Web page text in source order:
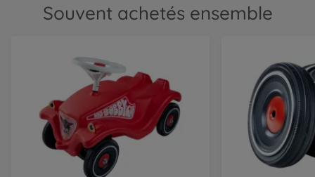
Souvent achetés ensemble